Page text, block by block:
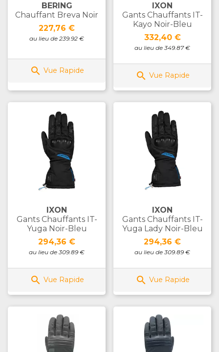
BERING
Chauffant Breva Noir
Prix
227,76 €
au lieu de 239.92 €
 Vue Rapide
IXON
Gants Chauffants IT-
Kayo Noir-Bleu
Prix
332,40 €
au lieu de 349.87 €
 Vue Rapide
IXON
Gants Chauffants IT-
Yuga Noir-Bleu
Prix
294,36 €
au lieu de 309.89 €
 Vue Rapide
IXON
Gants Chauffants IT-
Yuga Lady Noir-Bleu
Prix
294,36 €
au lieu de 309.89 €
 Vue Rapide